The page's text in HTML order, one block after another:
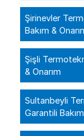
Şirinevler
Bakım &
Şişli
& Onarım
Sultanbeyli
Garantili